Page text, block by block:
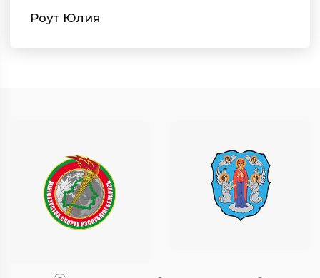
Роут Юлия